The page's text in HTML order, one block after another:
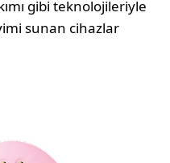
gibi teknolojileriyle
sunan cihazlar